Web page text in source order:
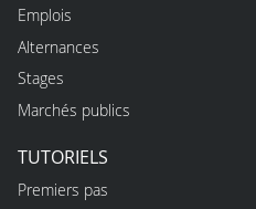
Emplois
Alternances
Stages
Marchés publics
TUTORIELS
Premiers pas